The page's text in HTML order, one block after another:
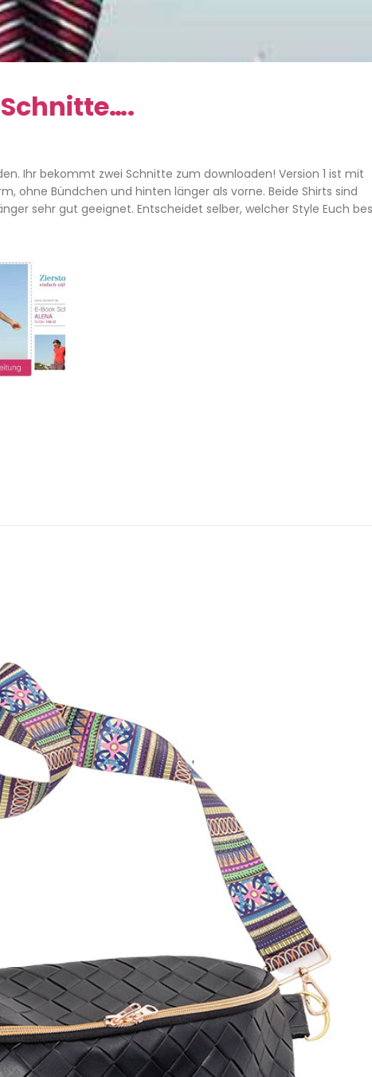
Ihr bekommt zwei Schnitte zum downloaden! Version 1 ist mit
ohne Bündchen und hinten länger als vorne. Beide Shirts sind
sehr gut geeignet. Entscheidet selber, welcher Style Euch